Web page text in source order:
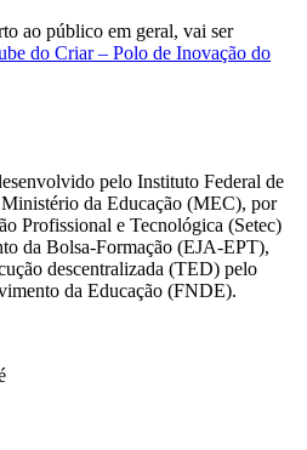
ao público em geral, vai ser
do Criar – Polo de Inovação do
pelo Instituto Federal de
da Educação (MEC), por
Profissional e Tecnológica (Setec)
da Bolsa-Formação (EJA-EPT),
descentralizada (TED) pelo
da Educação (FNDE).